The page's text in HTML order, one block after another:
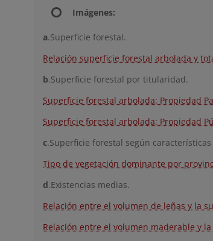
Imágenes:
a.Superficie forestal.
Relación superficie forestal arbolada y
b.Superficie forestal por titularidad.
Superficie forestal arbolada: Propiedad
Superficie forestal arbolada: Propiedad
c.Superficie forestal según
Tipo de vegetación dominante por
d.Existencias medias.
Relación entre el volumen de leñas y la
Relación entre el volumen maderable y